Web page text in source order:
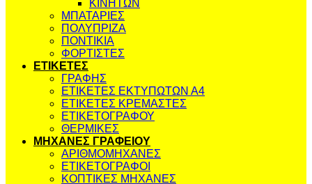
ΚΙΝΗΤΩΝ
ΜΠΑΤΑΡΙΕΣ
ΠΟΛΥΠΡΙΖΑ
ΠΟΝΤΙΚΙΑ
ΦΟΡΤΙΣΤΕΣ
ΕΤΙΚΕΤΕΣ
ΓΡΑΦΗΣ
ΕΤΙΚΕΤΕΣ ΕΚΤΥΠΩΤΩΝ Α4
ΕΤΙΚΕΤΕΣ ΚΡΕΜΑΣΤΕΣ
ΕΤΙΚΕΤΟΓΡΑΦΟΥ
ΘΕΡΜΙΚΕΣ
ΜΗΧΑΝΕΣ ΓΡΑΦΕΙΟΥ
ΑΡΙΘΜΟΜΗΧΑΝΕΣ
ΕΤΙΚΕΤΟΓΡΑΦΟΙ
ΚΟΠΤΙΚΕΣ ΜΗΧΑΝΕΣ